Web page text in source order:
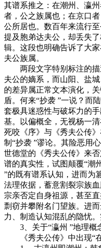
其谱系推之：在潮州、瀛
者，公之族属也；在京口
公所居也。数百年来流行
提及胞弟达夫公，却丢失
辑。这段也明确告诉了大
夫公族属。
两段文字特别标注的
夫公的嫡系，而山阳、盐
的差异属正常文本演化，
盾。何来“抄袭 ”一说？而
套极具迷惑性与破坏力的
基。以偏概全，无视杨一
死咬《序》与《秀夫公传
制“抄袭 ”谬论。其险恶用
世德堂的《秀夫公传》来
谱的真实性，试图颠覆“潮
”的既有谱系认知，进而为
法理依据，蓄意割裂宗族
宗亲否定自身祖源，甚至
剽窃并攀附名门望族。进
力、制造认知混乱的隐忧。
3、关于“瀛州 ”地理
《秀夫公传》中出现“